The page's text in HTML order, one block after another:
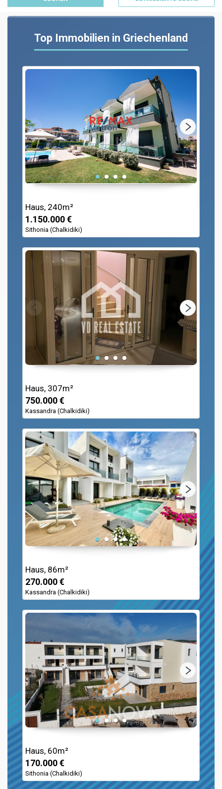
Top Immobilien in Griechenland
Haus, 240m²
1.150.000 €
Sithonia (Chalkidiki)
Haus, 307m²
750.000 €
Kassandra (Chalkidiki)
Haus, 86m²
270.000 €
Kassandra (Chalkidiki)
Haus, 60m²
170.000 €
Sithonia (Chalkidiki)